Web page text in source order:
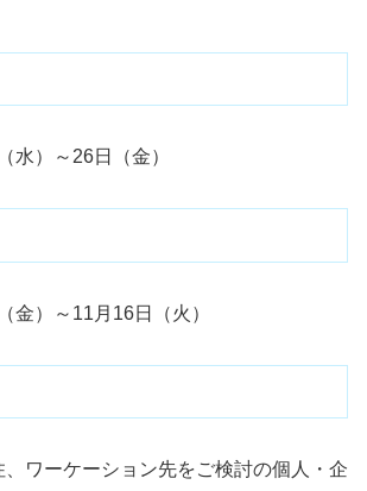
水）～26日（金）
金）～11月16日（火）
ワーケーション先をご検討の個人・企